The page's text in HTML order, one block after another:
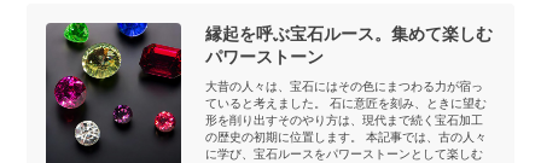
縁起を呼ぶ宝石ルース。集めて楽しむ
パワーストーン
大昔の人々は、宝石にはその色にまつわる力が宿っ
ていると考えました。 石に意匠を刻み、ときに望む
形を削り出すそのやり方は、現代まで続く宝石加工
の歴史の初期に位置します。 本記事では、古の人々
に学び、宝石ルースをパワーストーンとして楽しむ